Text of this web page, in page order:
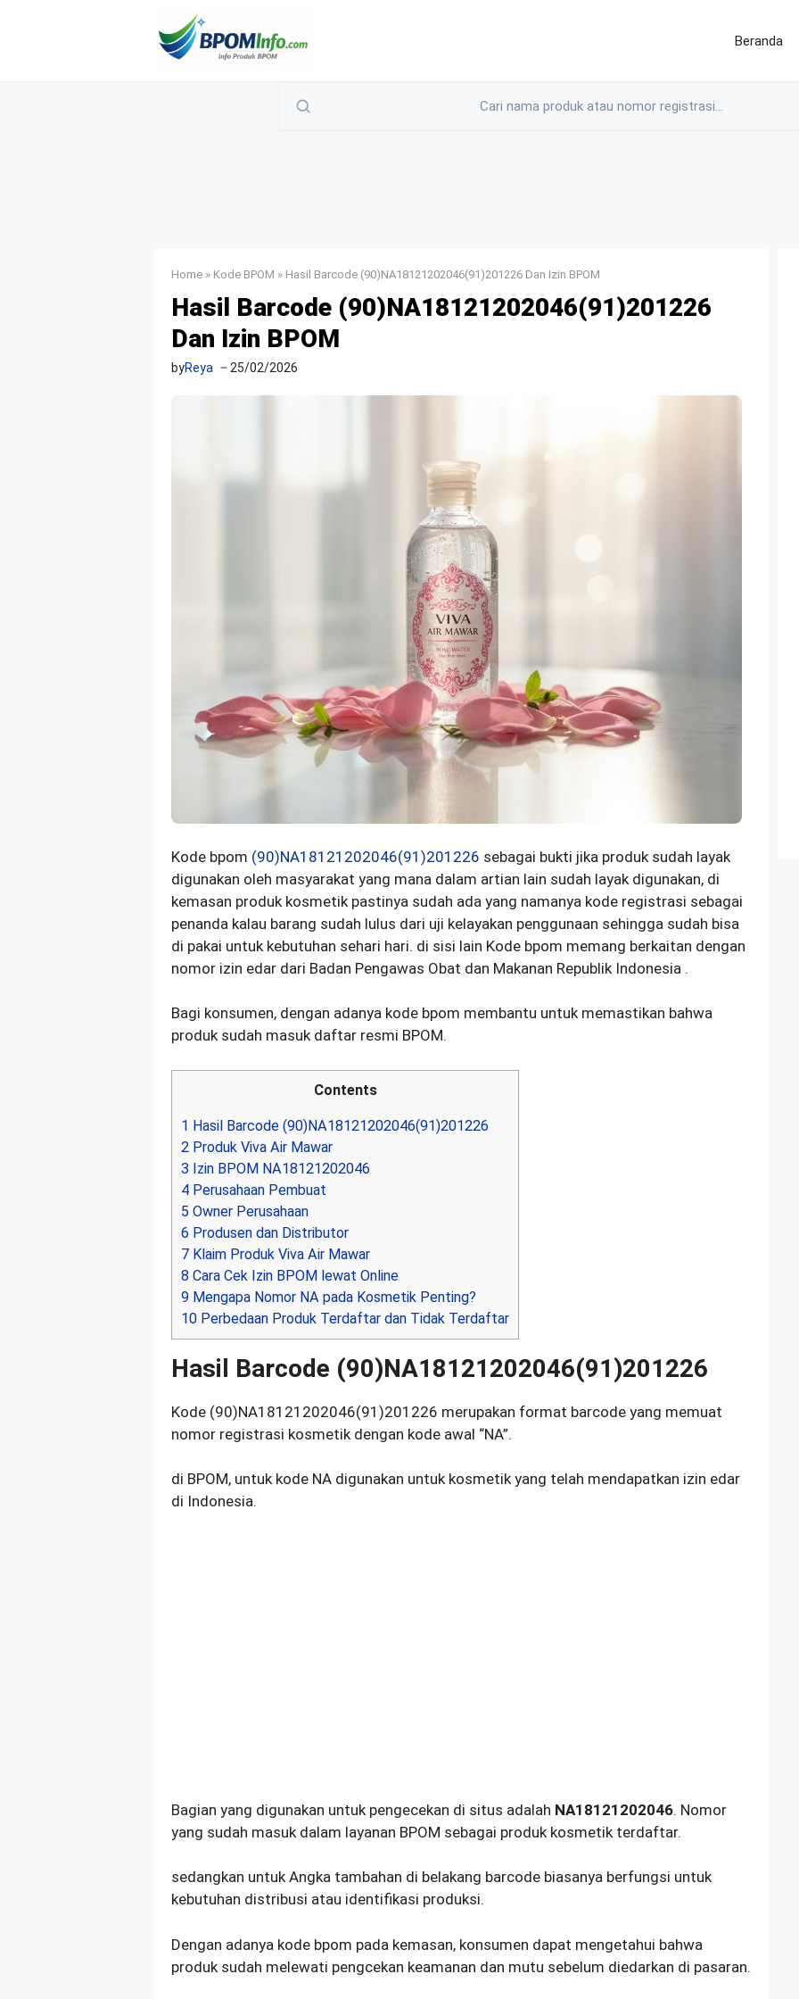
Beranda
Home » Kode BPOM » Hasil Barcode (90)NA18121202046(91)201226 Dan Izin BPOM
Hasil Barcode (90)NA18121202046(91)201226
Dan Izin BPOM
byReya 25/02/2026
Kode bpom (90)NA18121202046(91)201226 sebagai bukti jika produk sudah layak
digunakan oleh masyarakat yang mana dalam artian lain sudah layak digunakan, di
kemasan produk kosmetik pastinya sudah ada yang namanya kode registrasi sebagai
penanda kalau barang sudah lulus dari uji kelayakan penggunaan sehingga sudah bisa
di pakai untuk kebutuhan sehari hari. di sisi lain Kode bpom memang berkaitan dengan
nomor izin edar dari Badan Pengawas Obat dan Makanan Republik Indonesia .
Bagi konsumen, dengan adanya kode bpom membantu untuk memastikan bahwa
produk sudah masuk daftar resmi BPOM.
Contents
1 Hasil Barcode (90)NA18121202046(91)201226
2 Produk Viva Air Mawar
3 Izin BPOM NA18121202046
4 Perusahaan Pembuat
5 Owner Perusahaan
6 Produsen dan Distributor
7 Klaim Produk Viva Air Mawar
8 Cara Cek Izin BPOM lewat Online
9 Mengapa Nomor NA pada Kosmetik Penting?
10 Perbedaan Produk Terdaftar dan Tidak Terdaftar
Hasil Barcode (90)NA18121202046(91)201226
Kode (90)NA18121202046(91)201226 merupakan format barcode yang memuat
nomor registrasi kosmetik dengan kode awal “NA”.
di BPOM, untuk kode NA digunakan untuk kosmetik yang telah mendapatkan izin edar
di Indonesia.
Bagian yang digunakan untuk pengecekan di situs adalah NA18121202046. Nomor
yang sudah masuk dalam layanan BPOM sebagai produk kosmetik terdaftar.
sedangkan untuk Angka tambahan di belakang barcode biasanya berfungsi untuk
kebutuhan distribusi atau identifikasi produksi.
Dengan adanya kode bpom pada kemasan, konsumen dapat mengetahui bahwa
produk sudah melewati pengcekan keamanan dan mutu sebelum diedarkan di pasaran.